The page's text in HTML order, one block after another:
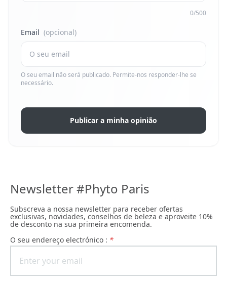
0/500
Email (opcional)
O seu email não será publicado. Permite-nos responder-lhe se
necessário.
Publicar a minha opinião
Newsletter #Phyto Paris
Subscreva a nossa newsletter para receber ofertas
exclusivas, novidades, conselhos de beleza e aproveite 10%
de desconto na sua primeira encomenda.
O seu endereço electrónico : *